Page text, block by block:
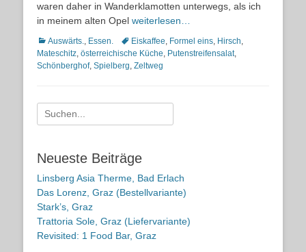
waren daher in Wanderklamotten unterwegs, als ich
in meinem alten Opel weiterlesen…
Kategorien
Auswärts., Essen. Schlagworte
Eiskaffee, Formel eins, Hirsch,
Mateschitz, österreichische Küche, Putenstreifensalat,
Schönberghof, Spielberg, Zeltweg
Suche
nach:
Neueste Beiträge
Linsberg Asia Therme, Bad Erlach
Das Lorenz, Graz (Bestellvariante)
Stark’s, Graz
Trattoria Sole, Graz (Liefervariante)
Revisited: 1 Food Bar, Graz